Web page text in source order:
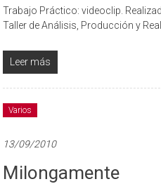
Trabajo Práctico: videoclip.
Taller de Análisis, Producción y
Leer más
Varios
13/09/2010
Milongamente